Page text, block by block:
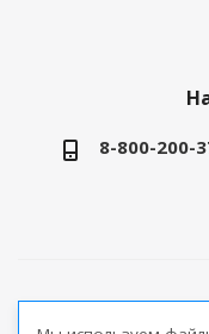
8-800-200-